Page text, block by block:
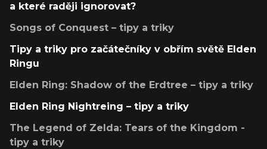
a které raději ignorovat?
Songs of Conquest – tipy a triky
Tipy a triky pro začátečníky v obřím světě Elden
Ringu
Elden Ring: Shadow of the Erdtree – tipy a triky
Elden Ring Nightreing – tipy a triky
The Legend of Zelda: Tears of the Kingdom -
tipy a triky